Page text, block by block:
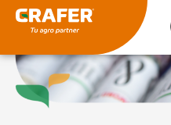
contenido